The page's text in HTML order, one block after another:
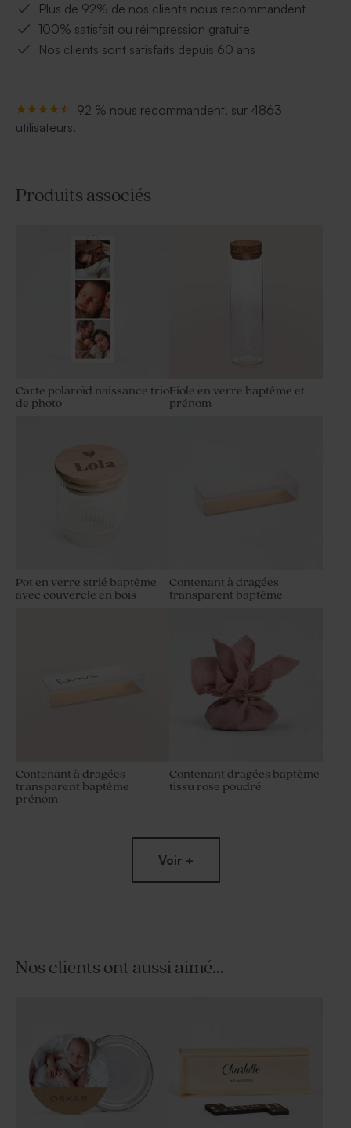
Plus de 92% de nos clients nous recommandent
100% satisfait ou réimpression gratuite
Nos clients sont satisfaits depuis 60 ans
92 % nous recommandent, sur 4863
utilisateurs.
Produits associés
Carte polaroïd naissance trio
de photo
Fiole en verre baptême et
prénom
Pot en verre strié baptême
avec couvercle en bois
Contenant à dragées
transparent baptême
Contenant à dragées
transparent baptême
prénom
Contenant dragées baptême
tissu rose poudré
Voir +
Nos clients ont aussi aimé...